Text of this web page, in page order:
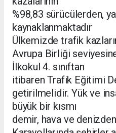
%98,83 sürücülerden,
kaynaklanmaktadır
Ülkemizde trafik
Avrupa Birliği
İlkokul 4. sınıftan
itibaren Trafik Eğitimi
getirilmelidir. Yük ve
büyük bir kısmı
demir, hava ve denizden